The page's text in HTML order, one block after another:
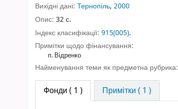
Вихідні дані: Тернопіль, 2000
Опис: 32 с.
Індекс класифікації: 915(005).
Примітки щодо фінансування:
п. Відренко
Найменування теми як предметна рубрика:
Фонди ( 1 ) Примітки ( 1 )